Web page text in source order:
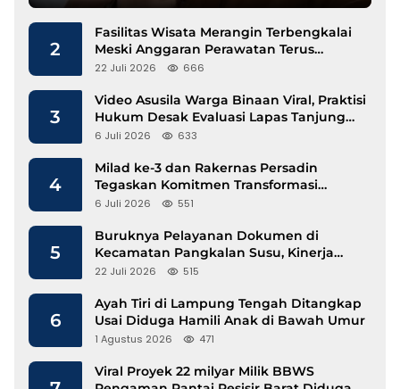
2
Fasilitas Wisata Merangin Terbengkalai
Meski Anggaran Perawatan Terus
Mengalir
22 Juli 2026 666
3
Video Asusila Warga Binaan Viral, Praktisi
Hukum Desak Evaluasi Lapas Tanjung
Raja
6 Juli 2026 633
4
Milad ke-3 dan Rakernas Persadin
Tegaskan Komitmen Transformasi
Advokat Profesional di Era Digital
6 Juli 2026 551
5
Buruknya Pelayanan Dokumen di
Kecamatan Pangkalan Susu, Kinerja
Disdukcapil Langkat Disorot
22 Juli 2026 515
6
Ayah Tiri di Lampung Tengah Ditangkap
Usai Diduga Hamili Anak di Bawah Umur
1 Agustus 2026 471
Viral Proyek 22 milyar Milik BBWS